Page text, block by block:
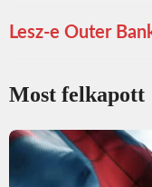
Lesz-e Outer
Most felkapott